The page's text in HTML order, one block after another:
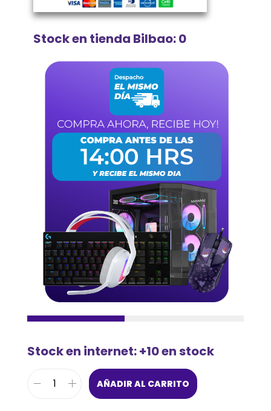
Stock en tienda Bilbao: 0
Stock en internet: +10 en stock
AÑADIR AL CARRITO